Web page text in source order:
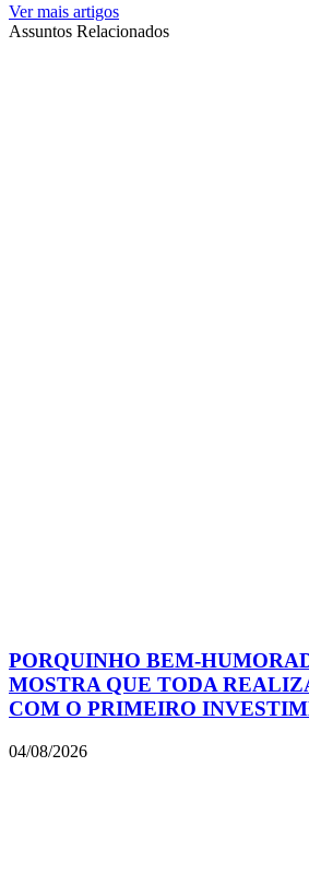
Ver mais artigos
Assuntos Relacionados
PORQUINHO BEM-
MOSTRA QUE TODA
COM O PRIMEIRO
04/08/2026